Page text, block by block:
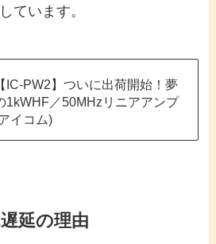
ています。
【IC-PW2】ついに出荷開始！夢
1kWHF／50MHzリニアアンプ
イコム)
延の理由